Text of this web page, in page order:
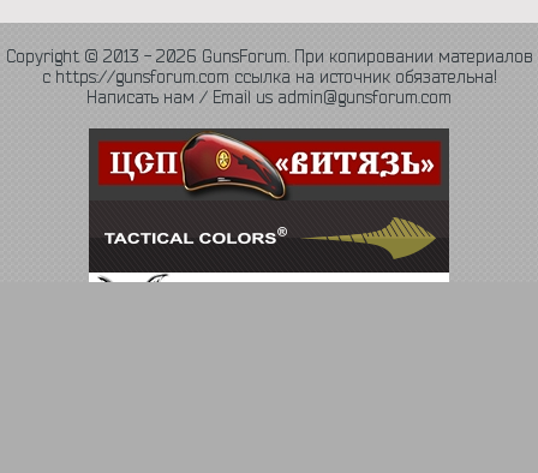
Copyright © 2013 - 2026 GunsForum. При копировании материалов
с https://gunsforum.com ссылка на источник обязательна!
Написать нам / Email us admin@gunsforum.com